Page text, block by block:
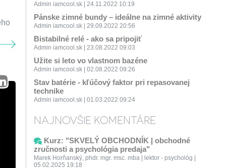
Admin iamcool.sk | 24.11.2022 10:19
Pánske zimné bundy – ideálne na zimné aktivity
Admin iamcool.sk | 29.09.2022 20:56
Bistabilné relé - ako sa pripojiť
Admin iamcool.sk | 23.08.2022 09:03
Užite si leto vo vlastnom bazéne
Admin iamcool.sk | 02.08.2022 09:26
Stav batérie - kľúčový faktor pri repasovanej
technike
Admin iamcool.sk | 01.03.2022 09:24
NAJNOVŠIE KOMENTÁRE
Kurz: "SKVELÝ OBCHODNÍK | obchodné
zručnosti a psychológia predaja"
Marek Horňanský, phdr. mgr. msc. mba | lektor - psychológ |
05.02.2025 19:18